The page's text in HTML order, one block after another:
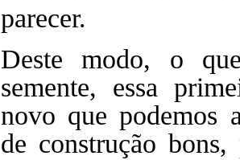
parecer.
Deste modo, o
semente, essa
novo que podemos
de construção